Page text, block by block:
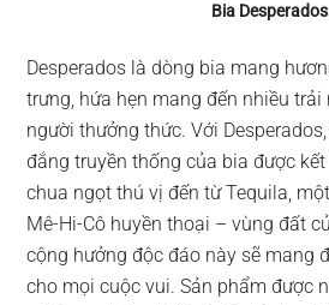
Bia Desperados
Desperados là dòng bia mang
trưng, hứa hẹn mang đến nhiều
người thưởng thức. Với
đắng truyền thống của bia được
chua ngọt thú vị đến từ Tequila,
Mê-Hi-Cô huyền thoại – vùng đất
cộng hưởng độc đáo này sẽ mang
cho mọi cuộc vui. Sản phẩm được